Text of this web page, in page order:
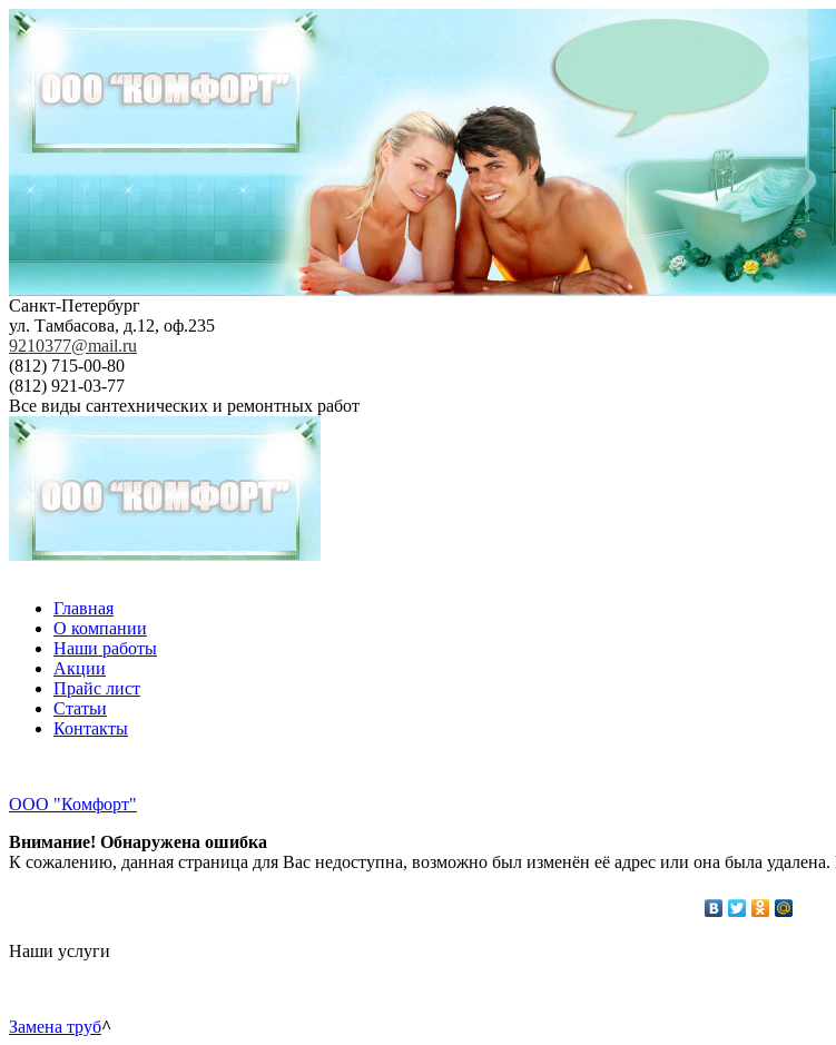
Санкт-Петербург
ул. Тамбасова, д.12, оф.235
9210377@mail.ru
(812) 715-00-80
(812) 921-03-77
Все виды сантехнических и ремонтных работ
Главная
О компании
Наши работы
Акции
Прайс лист
Статьи
Контакты
ООО "Комфорт"
Внимание! Обнаружена ошибка
К сожалению, данная страница для Вас недоступна, возможно был изменён её адрес или она была
Наши услуги
Замена труб^